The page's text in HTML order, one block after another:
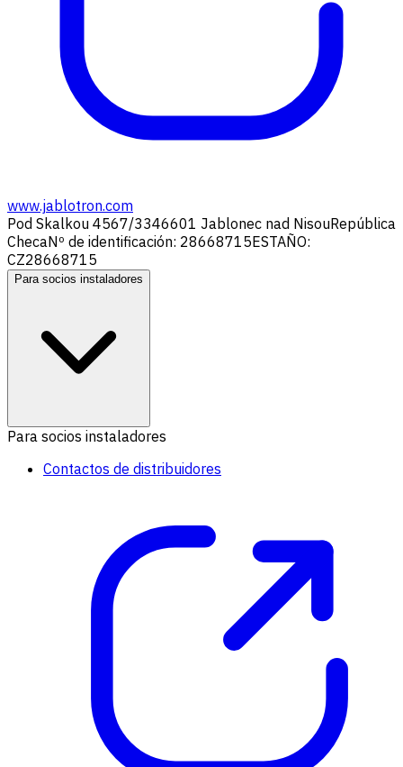
www.jablotron.com
Pod Skalkou 4567/3346601 Jablonec nad NisouRepública
ChecaNº de identificación: 28668715ESTAÑO:
CZ28668715
Para socios instaladores
Para socios instaladores
Contactos de distribuidores